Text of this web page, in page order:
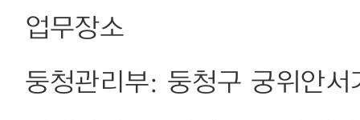
업무장소
둥청관리부: 둥청구 궁위안